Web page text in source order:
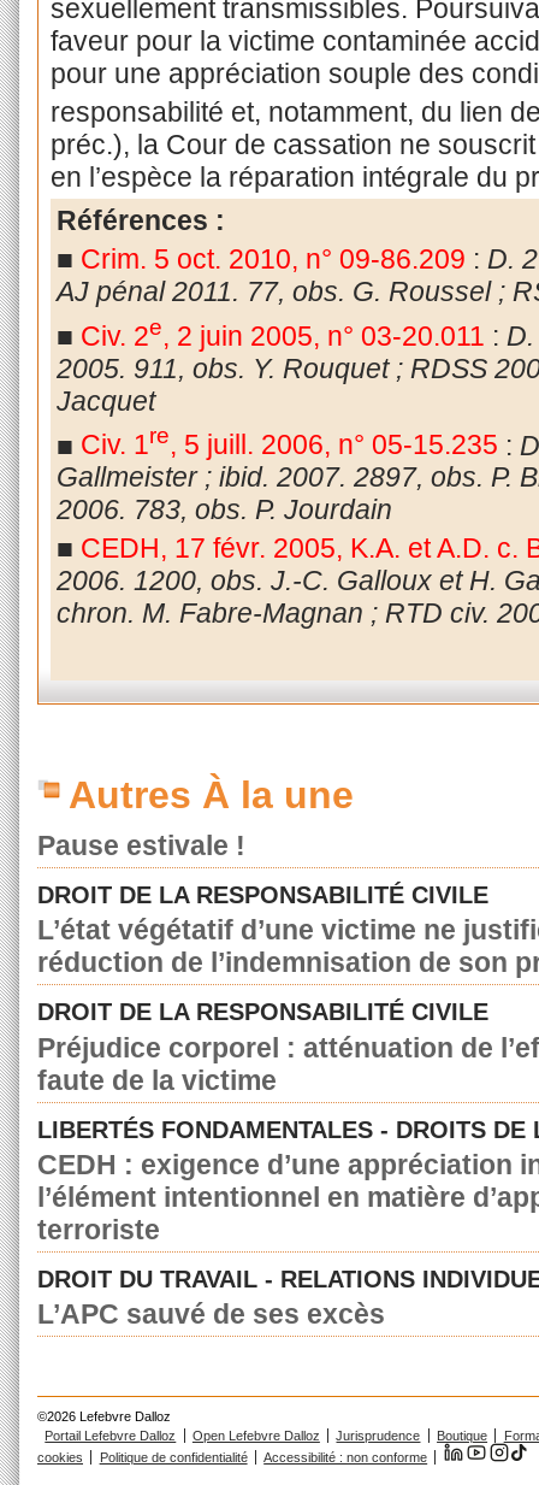
sexuellement transmissibles.
faveur pour la victime contaminée
pour une appréciation souple des
responsabilité et, notamment, du lien
préc.), la Cour de cassation ne
en l’espèce la réparation intégrale du
Références :
■ Crim. 5 oct. 2010, n° 09-86.209 : D.
AJ pénal 2011. 77, obs. G. Roussel ;
■ Civ. 2e, 2 juin 2005, n° 03-20.011 :
2005. 911, obs. Y. Rouquet ; RDSS
Jacquet
■ Civ. 1re, 5 juill. 2006, n° 05-15.235 :
Gallmeister ; ibid. 2007. 2897, obs. P.
2006. 783, obs. P. Jourdain
■ CEDH, 17 févr. 2005, K.A. et A.D. c.
2006. 1200, obs. J.-C. Galloux et H.
chron. M. Fabre-Magnan ; RTD civ.
Autres À la une
Pause estivale !
DROIT DE LA RESPONSABILITÉ CIVILE
L’état végétatif d’une victime ne
réduction de l’indemnisation de son
DROIT DE LA RESPONSABILITÉ CIVILE
Préjudice corporel : atténuation de
faute de la victime
LIBERTÉS FONDAMENTALES - DROITS DE
CEDH : exigence d’une appréciation
l’élément intentionnel en matière
terroriste
DROIT DU TRAVAIL - RELATIONS
L’APC sauvé de ses excès
©2026 Lefebvre Dalloz
Portail Lefebvre Dalloz
Open Lefebvre Dalloz Jurisprudence Boutique
cookies
Politique de confidentialité Accessibilité : non conforme